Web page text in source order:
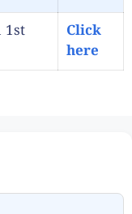
1st
Click
here